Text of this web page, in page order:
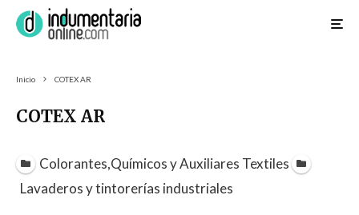
Inicio COTEX AR
COTEX AR
Colorantes,Químicos y Auxiliares Textiles
Lavaderos y tintorerías industriales